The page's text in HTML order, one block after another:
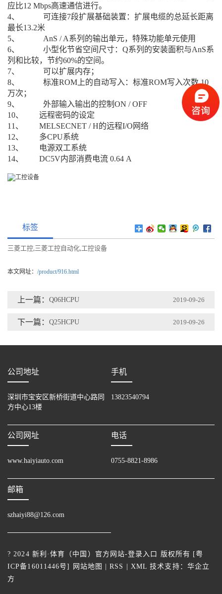
应比12 Mbps高速通信进行。
4、 可连接7段扩展基础装置：扩展电缆的总延长距离
最长13.2米
5、 AnS / A系列的输出单元，特殊功能单元使用
6、 小型化节省空间尺寸：Q系列的安装面积与AnS系
列和比较，节约60%的空间。
7、 可以扩展内存；
8、 标准ROM上的自动写入：标准ROM写入次数 10
万次；
9、 外部输入输出的控制ON / OFF
10、 远程密码的设定
11、 MELSECNET / H的远程I/O网络
12、 多CPU系统
13、 电源双工系统
14、 DC5V内部消费电流 0.64 A
标签
三菱工控,三菱工控自动化,工控设备
本文网址： /product/916.html
上一篇： Q06HCPU 2019-09-26
下一篇： Q25HCPU 2019-09-26
公司地址
深圳市宝安区新桥街道中心路同
方中心13楼
手机
13823540794
公司网址
www.haiyiauto.com
电话
0755-8821-8986
邮箱
szhaiyi88@126.com
? 2024 新利·体育（中国）官方网站-登录入口 版权所有 [粤
ICP备16011446号] 网站地图 |RSS XML 技术支持： 华企立
方